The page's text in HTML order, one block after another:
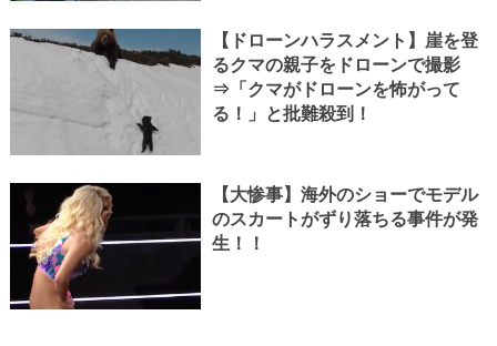
【ドローンハラスメント】崖を登
るクマの親子をドローンで撮影
⇒「クマがドローンを怖がって
る！」と批難殺到！
【大惨事】海外のショーでモデル
のスカートがずり落ちる事件が発
生！！